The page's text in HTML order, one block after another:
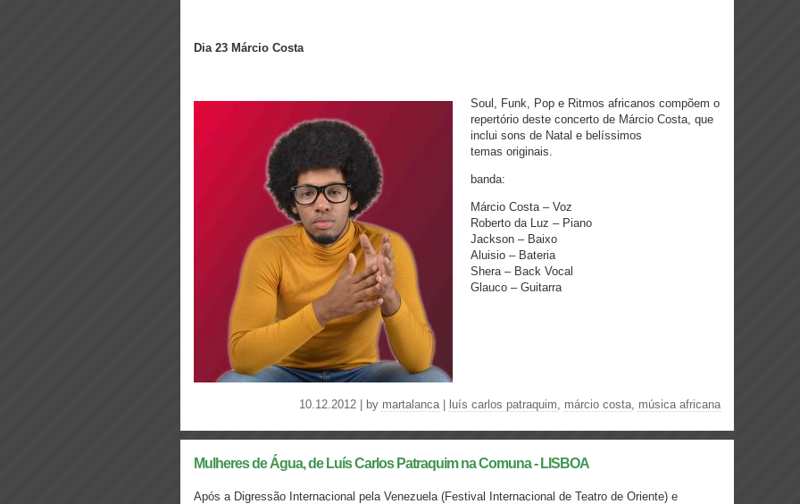
Dia 23 Márcio Costa
Soul, Funk, Pop e Ritmos africanos compõem o
repertório deste concerto de Márcio Costa, que
inclui sons de Natal e belíssimos
temas originais.
banda:
Márcio Costa – Voz
Roberto da Luz – Piano
Jackson – Baixo
Aluisio – Bateria
Shera – Back Vocal
Glauco – Guitarra
10.12.2012 | by martalanca| luís carlos patraquim, márcio costa, música africana
Mulheres de Água, de Luís Carlos Patraquim na Comuna - LISBOA
Após a Digressão Internacional pela Venezuela (Festival Internacional de Teatro de Oriente) e